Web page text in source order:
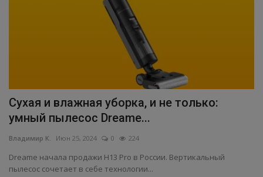
Сухая и влажная уборка, и не только:
умный пылесос Dreame...
Владимир К. Июн 25, 2024 0 224
Dreame начала продажи H13 Pro в России. Вертикальный
пылесос сочетает в себе технологии...